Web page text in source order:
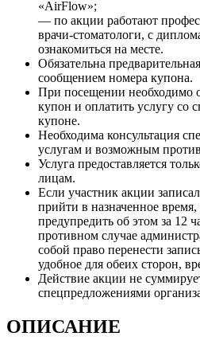
«AirFlow»;
— по акции работают
врачи-стоматологи, с
ознакомиться на месте.
Обязательна
сообщением номера купона.
При посещении необходимо
купон и оплатить услугу со
купоне.
Необходима консультация
услугам и возможным
Услуга предоставляется
лицам.
Если участник акции
прийти в назначенное
предупредить об этом за 12
противном случае
собой право перенести
удобное для обеих сторон,
Действие акции не
спецпредложениями
ОПИСАНИЕ